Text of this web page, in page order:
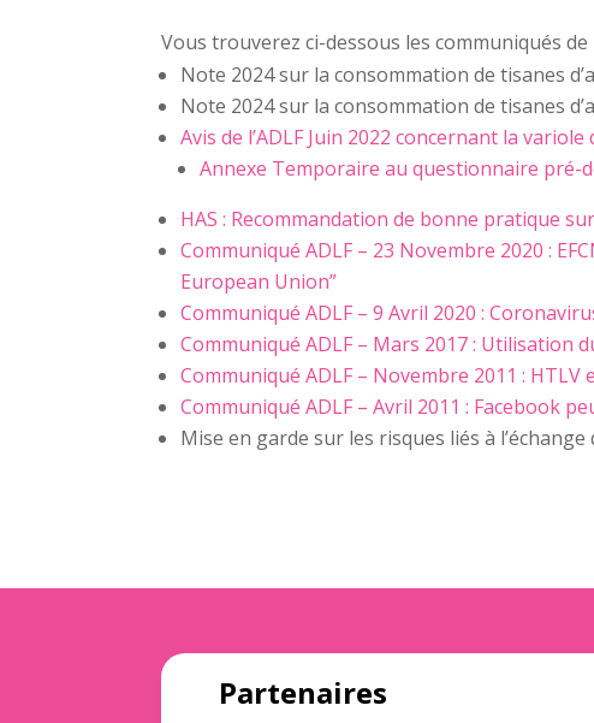
Vous trouverez ci-dessous les communiqués de
Note 2024 sur la consommation de tisanes
Note 2024 sur la consommation de tisanes
Avis de l’ADLF Juin 2022 concernant la
Annexe Temporaire au questionnaire pré-
HAS : Recommandation de bonne pratique
Communiqué ADLF – 23 Novembre 2020 :
European Union”
Communiqué ADLF – 9 Avril 2020 :
Communiqué ADLF – Mars 2017 : Utilisation
Communiqué ADLF – Novembre 2011 :
Communiqué ADLF – Avril 2011 : Facebook
Mise en garde sur les risques liés à
Partenaires